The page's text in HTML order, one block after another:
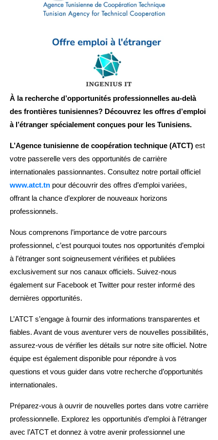
À la recherche d’opportunités professionnelles au-delà
des frontières tunisiennes? Découvrez les offres d’emploi
à l’étranger spécialement conçues pour les Tunisiens.
L’Agence tunisienne de coopération technique (ATCT) est
votre passerelle vers des opportunités de carrière
internationales passionnantes. Consultez notre portail officiel
www.atct.tn pour découvrir des offres d’emploi variées,
offrant la chance d’explorer de nouveaux horizons
professionnels.
Nous comprenons l’importance de votre parcours
professionnel, c’est pourquoi toutes nos opportunités d’emploi
à l’étranger sont soigneusement vérifiées et publiées
exclusivement sur nos canaux officiels. Suivez-nous
également sur Facebook et Twitter pour rester informé des
dernières opportunités.
L’ATCT s’engage à fournir des informations transparentes et
fiables. Avant de vous aventurer vers de nouvelles possibilités,
assurez-vous de vérifier les détails sur notre site officiel. Notre
équipe est également disponible pour répondre à vos
questions et vous guider dans votre recherche d’opportunités
internationales.
Préparez-vous à ouvrir de nouvelles portes dans votre carrière
professionnelle. Explorez les opportunités d’emploi à l’étranger
avec l’ATCT et donnez à votre avenir professionnel une